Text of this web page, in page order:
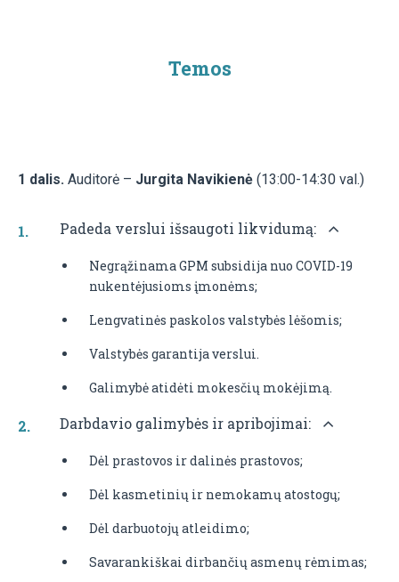
Temos
1 dalis. Auditorė – Jurgita Navikienė (13:00-14:30 val.)
Padeda verslui išsaugoti likvidumą:
Negrąžinama GPM subsidija nuo COVID-19
nukentėjusioms įmonėms;
Lengvatinės paskolos valstybės lėšomis;
Valstybės garantija verslui.
Galimybė atidėti mokesčių mokėjimą.
Darbdavio galimybės ir apribojimai:
Dėl prastovos ir dalinės prastovos;
Dėl kasmetinių ir nemokamų atostogų;
Dėl darbuotojų atleidimo;
Savarankiškai dirbančių asmenų rėmimas;